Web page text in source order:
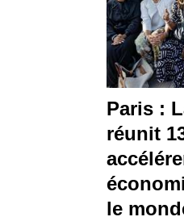
Paris :
réunit
le